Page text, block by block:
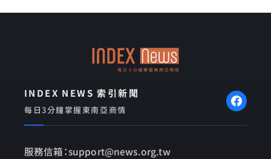
b
l
e
INDEX NEWS 索引新聞
每日3分鐘掌握東南亞商情
服務信箱：support@news.org.tw